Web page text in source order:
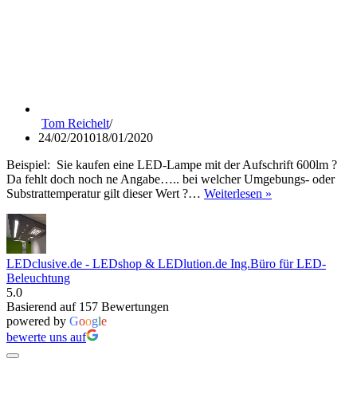
Tom Reichelt
24/02/201018/01/2020
Beispiel: Sie kaufen eine LED-Lampe mit der Aufschrift 600lm ?
Da fehlt doch noch ne Angabe….. bei welcher Umgebungs- oder
Substrattemperatur gilt dieser Wert ?… Weiterlesen »
LEDclusive.de - LEDshop & LEDlution.de Ing.Büro für LED-
Beleuchtung
5.0
Basierend auf 157 Bewertungen
powered by Google
bewerte uns auf